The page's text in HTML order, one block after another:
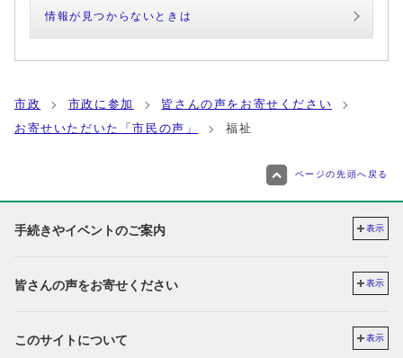
情報が見つからないときは
市政 市政に参加
皆さんの声をお寄せください
お寄せいただいた「市民の声」
福祉
ページの先頭へ戻る
手続きやイベントのご案内 表示
皆さんの声をお寄せください 表示
このサイトについて 表示